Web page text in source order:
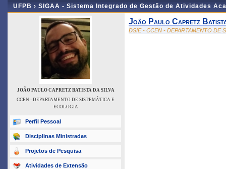
UFPB › SIGAA - Sistema Integrado de Gestão de Atividades
JOÃO PAULO CAPRETZ BATISTA DA SILVA
CCEN - DEPARTAMENTO DE SISTEMÁTICA E
ECOLOGIA
Perfil Pessoal
Disciplinas Ministradas
Projetos de Pesquisa
Atividades de Extensão
João Paulo Capretz
DSIE - CCEN - DEPARTAMENTO DE